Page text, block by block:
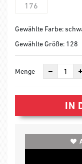
176
Gewählte Farbe:
Gewählte Größe: 128
Menge
IN